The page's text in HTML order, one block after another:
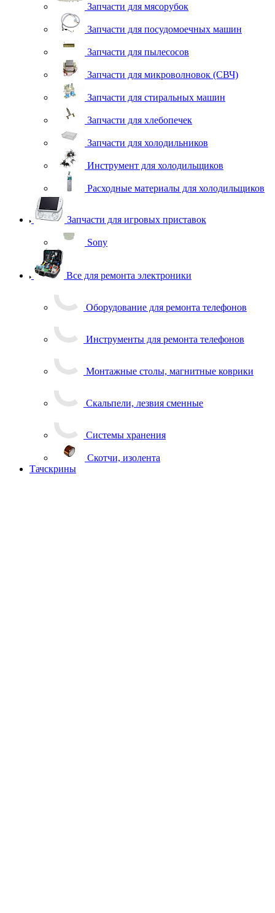
Запчасти для мясорубок
Запчасти для посудомоечных машин
Запчасти для пылесосов
Запчасти для микроволновок (СВЧ)
Запчасти для стиральных машин
Запчасти для хлебопечек
Запчасти для холодильников
Инструмент для холодильщиков
Расходные материалы для холодильщиков
Запчасти для игровых приставок
Sony
Все для ремонта электроники
Монтажные столы, магнитные коврики
Скальпели, лезвия сменные
Системы хранения
Скотчи, изолента
Тачскрины